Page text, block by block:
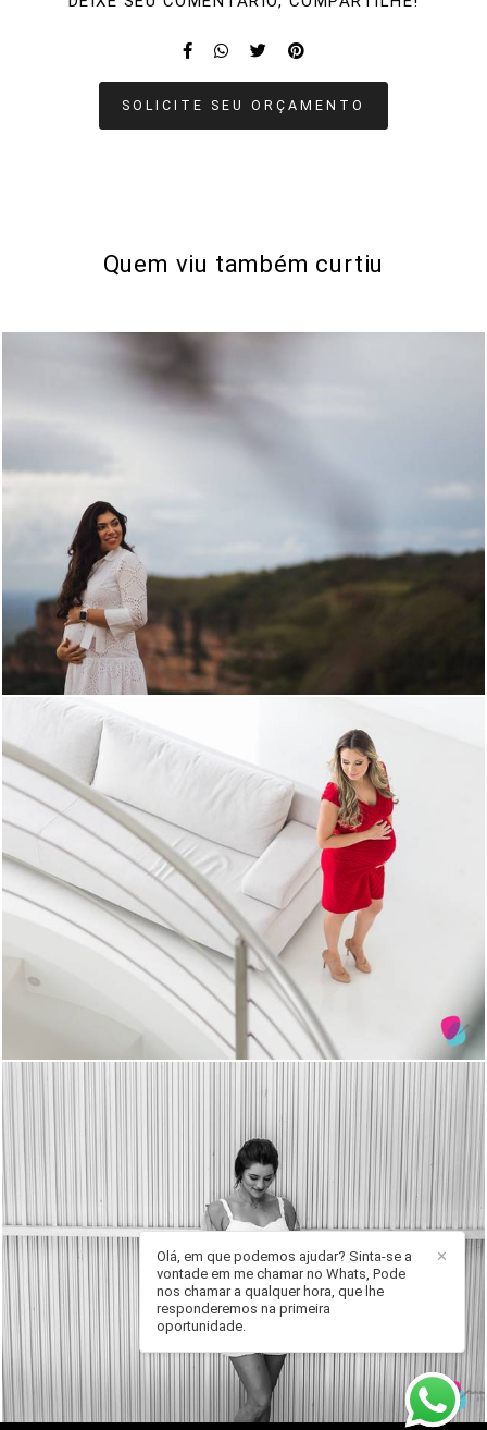
SOLICITE SEU ORÇAMENTO
Quem viu também curtiu
2293 8
1656 3
✕
Olá, em que podemos ajudar? Sinta-se a
vontade em me chamar no Whats, Pode
nos chamar a qualquer hora, que lhe
responderemos na primeira
oportunidade.